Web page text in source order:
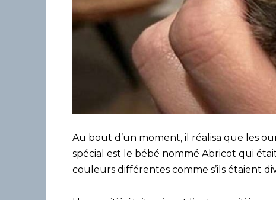
Au bout d’un moment, il réalisa que les
spécial est le bébé nommé Abricot qui
couleurs différentes comme s’ils étaient